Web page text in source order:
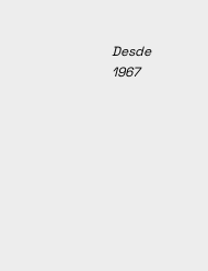
Desde
1967